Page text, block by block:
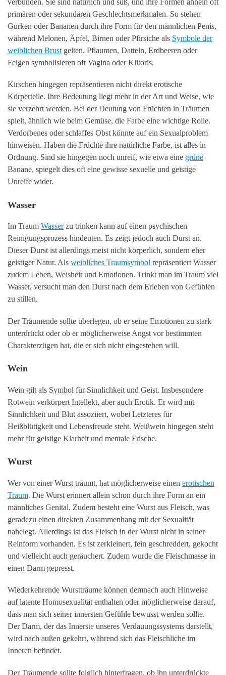
verbunden. Sie sind natürlich und süß, und ihre Formen ähneln oft
primären oder sekundären Geschlechtsmerkmalen. So stehen
Gurken oder Bananen durch ihre Form für den männlichen Penis,
während Melonen, Äpfel, Birnen oder Pfirsiche als Symbole der
weiblichen Brust gelten. Pflaumen, Datteln, Erdbeeren oder
Feigen symbolisieren oft Vagina oder Klitoris.
Kirschen hingegen repräsentieren nicht direkt erotische
Körperteile. Ihre Bedeutung liegt mehr in der Art und Weise, wie
sie verzehrt werden. Bei der Deutung von Früchten in Träumen
spielt, ähnlich wie beim Gemüse, die Farbe eine wichtige Rolle.
Verdorbenes oder schlaffes Obst könnte auf ein Sexualproblem
hinweisen. Haben die Früchte ihre natürliche Farbe, ist alles in
Ordnung. Sind sie hingegen noch unreif, wie etwa eine grüne
Banane, spiegelt dies oft eine gewisse sexuelle und geistige
Unreife wider.
Wasser
Im Traum Wasserzu trinken kann auf einen psychischen
Reinigungsprozess hindeuten. Es zeigt jedoch auch Durst an.
Dieser Durst ist allerdings meist nicht körperlich, sondern eher
geistiger Natur. Als weibliches Traumsymbol repräsentiert Wasser
zudem Leben, Weisheit und Emotionen. Trinkt man im Traum viel
Wasser, versucht man den Durst nach dem Erleben von Gefühlen
zu stillen.
Der Träumende sollte überlegen, ob er seine Emotionen zu stark
unterdrückt oder ob er möglicherweise Angst vor bestimmten
Charakterzügen hat, die er sich nicht eingestehen will.
Wein
Wein gilt als Symbol für Sinnlichkeit und Geist. Insbesondere
Rotwein verkörpert Intellekt, aber auch Erotik. Er wird mit
Sinnlichkeit und Blut assoziiert, wobei Letzteres für
Heißblütigkeit und Lebensfreude steht. Weißwein hingegen steht
mehr für geistige Klarheit und mentale Frische.
Wurst
Wer von einer Wurst träumt, hat möglicherweise einen erotischen
Traum. Die Wurst erinnert allein schon durch ihre Form an ein
männliches Genital. Zudem besteht eine Wurst aus Fleisch, was
geradezu einen direkten Zusammenhang mit der Sexualität
nahelegt. Allerdings ist das Fleisch in der Wurst nicht in seiner
Reinform vorhanden. Es ist zerkleinert, fein geschreddert, gekocht
und vielleicht auch geräuchert. Zudem wurde die Fleischmasse in
einen Darm gepresst.
Wiederkehrende Wurstträume können demnach auch Hinweise
auf latente Homosexualität enthalten oder möglicherweise darauf,
dass man sich seiner innersten Gefühle bewusst werden sollte.
Der Darm, der das Innerste unseres Verdauungssystems darstellt,
wird nach außen gekehrt, während sich das Fleischliche im
Inneren befindet.
Der Träumende sollte folglich hinterfragen, ob ihn unterdrückte